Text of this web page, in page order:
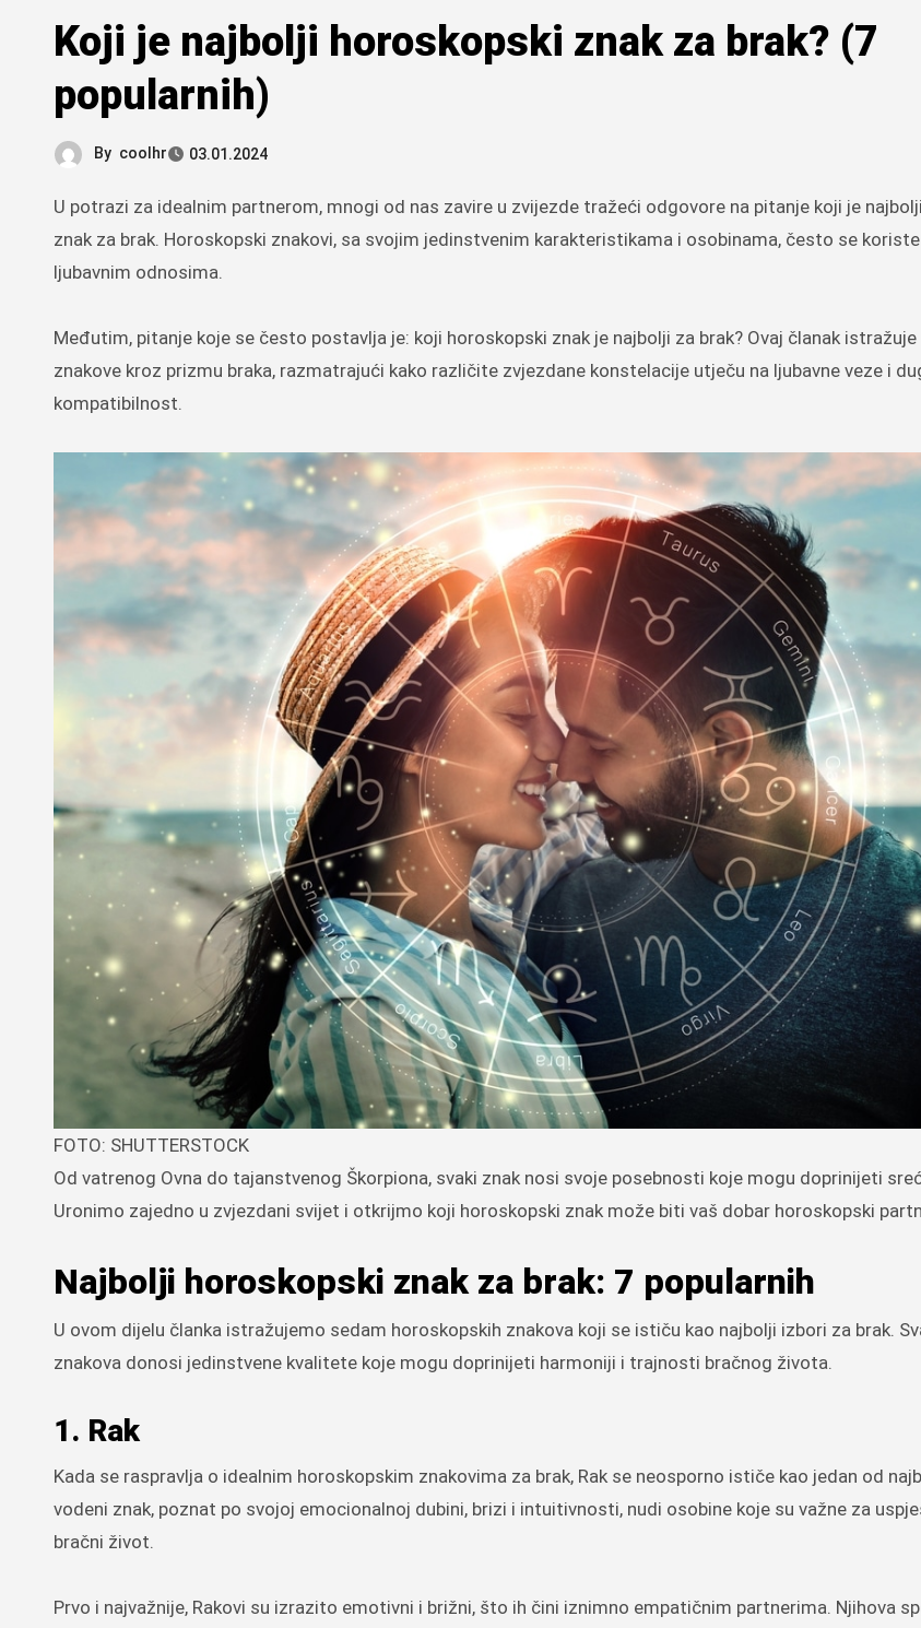
Koji je najbolji horoskopski znak za brak? (7
popularnih)
By coolhr 03.01.2024
U potrazi za idealnim partnerom, mnogi od nas zavire u zvijezde tražeći odgovore na pitanje koji je najbolji horoskopski
znak za brak. Horoskopski znakovi, sa svojim jedinstvenim karakteristikama i osobinama, često se
ljubavnim odnosima.
Međutim, pitanje koje se često postavlja je: koji horoskopski znak je najbolji za brak? Ovaj članak
znakove kroz prizmu braka, razmatrajući kako različite zvjezdane konstelacije utječu na ljubavne veze i
kompatibilnost.
FOTO: SHUTTERSTOCK
Od vatrenog Ovna do tajanstvenog Škorpiona, svaki znak nosi svoje posebnosti koje mogu doprinijeti
Uronimo zajedno u zvjezdani svijet i otkrijmo koji horoskopski znak može biti vaš dobar horoskopski
Najbolji horoskopski znak za brak: 7 popularnih
U ovom dijelu članka istražujemo sedam horoskopskih znakova koji se ističu kao najbolji izbori za brak.
znakova donosi jedinstvene kvalitete koje mogu doprinijeti harmoniji i trajnosti bračnog života.
1. Rak
Kada se raspravlja o idealnim horoskopskim znakovima za brak, Rak se neosporno ističe kao jedan od
vodeni znak, poznat po svojoj emocionalnoj dubini, brizi i intuitivnosti, nudi osobine koje su važne za
bračni život.
Prvo i najvažnije, Rakovi su izrazito emotivni i brižni, što ih čini iznimno empatičnim partnerima. Njihova